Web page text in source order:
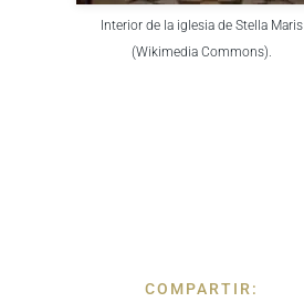
Interior de la iglesia de Stella Maris
(Wikimedia Commons).
COMPARTIR: